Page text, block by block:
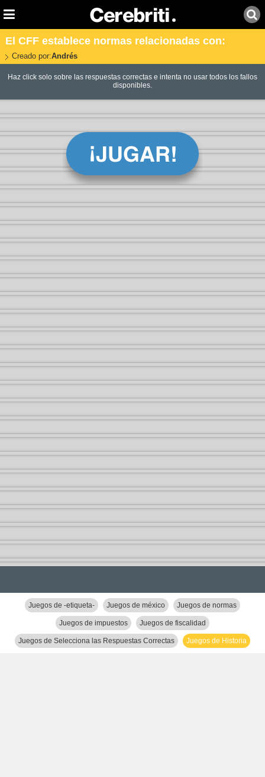
El CFF establece normas relacionadas con:
Creado por:Andrés
Haz click solo sobre las respuestas correctas e intenta no usar todos los fallos
disponibles.
Juegos de -etiqueta- Juegos de méxico Juegos de normas
Juegos de impuestos Juegos de fiscalidad
Juegos de Selecciona las Respuestas Correctas Juegos de Historia